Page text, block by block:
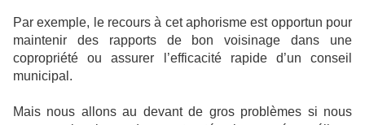
Par exemple, le recours à cet aphorisme est opportun pour
maintenir des rapports de bon voisinage dans une
copropriété ou assurer l’efficacité rapide d’un conseil
municipal.
Mais nous allons au devant de gros problèmes si nous